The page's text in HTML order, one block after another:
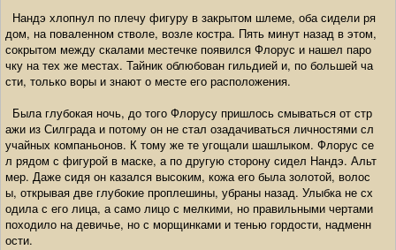
Нандэ хлопнул по плечу фигуру в закрытом шлеме, оба сидели ря
дом, на поваленном стволе, возле костра. Пять минут назад в этом,
сокрытом между скалами местечке появился Флорус и нашел паро
чку на тех же местах. Тайник облюбован гильдией и, по большей ча
сти, только воры и знают о месте его расположения.
Была глубокая ночь, до того Флорусу пришлось смываться от стр
ажи из Силграда и потому он не стал озадачиваться личностями сл
учайных компаньонов. К тому же те угощали шашлыком. Флорус се
л рядом с фигурой в маске, а по другую сторону сидел Нандэ. Альт
мер. Даже сидя он казался высоким, кожа его была золотой, волос
ы, открывая две глубокие проплешины, убраны назад. Улыбка не сх
одила с его лица, а само лицо с мелкими, но правильными чертами
походило на девичье, но с морщинками и тенью гордости, надменн
ости.